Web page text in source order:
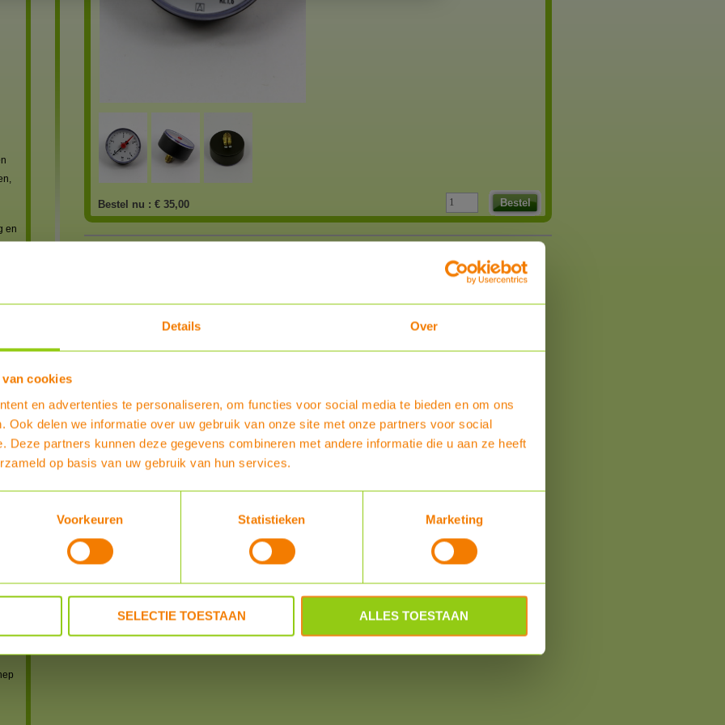
Details Over
van cookies
en advertenties te personaliseren, om functies voor social media te bieden en om ons
Ook delen we informatie over uw gebruik van onze site met onze partners voor social
Deze partners kunnen deze gegevens combineren met andere informatie die u aan ze heeft
op basis van uw gebruik van hun services.
Voorkeuren Statistieken Marketing
SELECTIE TOESTAAN ALLES TOESTAAN
en
Bestel nu : € 35,00 Bestel
SCHRIJF EEN REVIEW
REVIEWER
powered bymyShop.com